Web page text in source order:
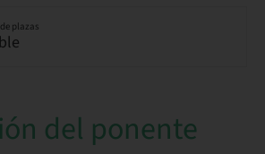
plazas
del ponente